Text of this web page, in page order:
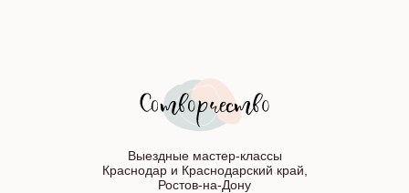
Выездные мастер-классы
Краснодар и Краснодарский край,
Ростов-на-Дону